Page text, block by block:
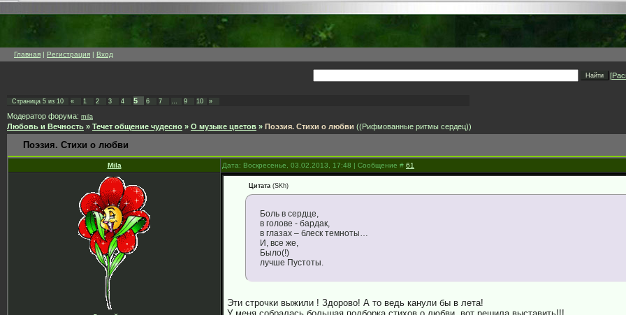
Главная | Регистрация | Вход
[
Страница 5 из 10 « 1 2 3 4 5 6 7 … 9 10 »
Модератор форума: mila
Любовь и Вечность » Течет общение чудесно » О музыке цветов » Поэзия. Стихи о любви ((Рифмованные ритмы сердец))
Поэзия. Стихи о любви
Mila Дата: Воскресенье, 03.02.2013, 17:48 | Сообщение # 61
Цитата (SKh)
Боль в сердце,
в голове - бардак,
в глазах – блеск темноты…
И, все же,
Было(!)
лучше Пустоты.
Эти строчки выжили ! Здорово! А то ведь канули бы в лета!